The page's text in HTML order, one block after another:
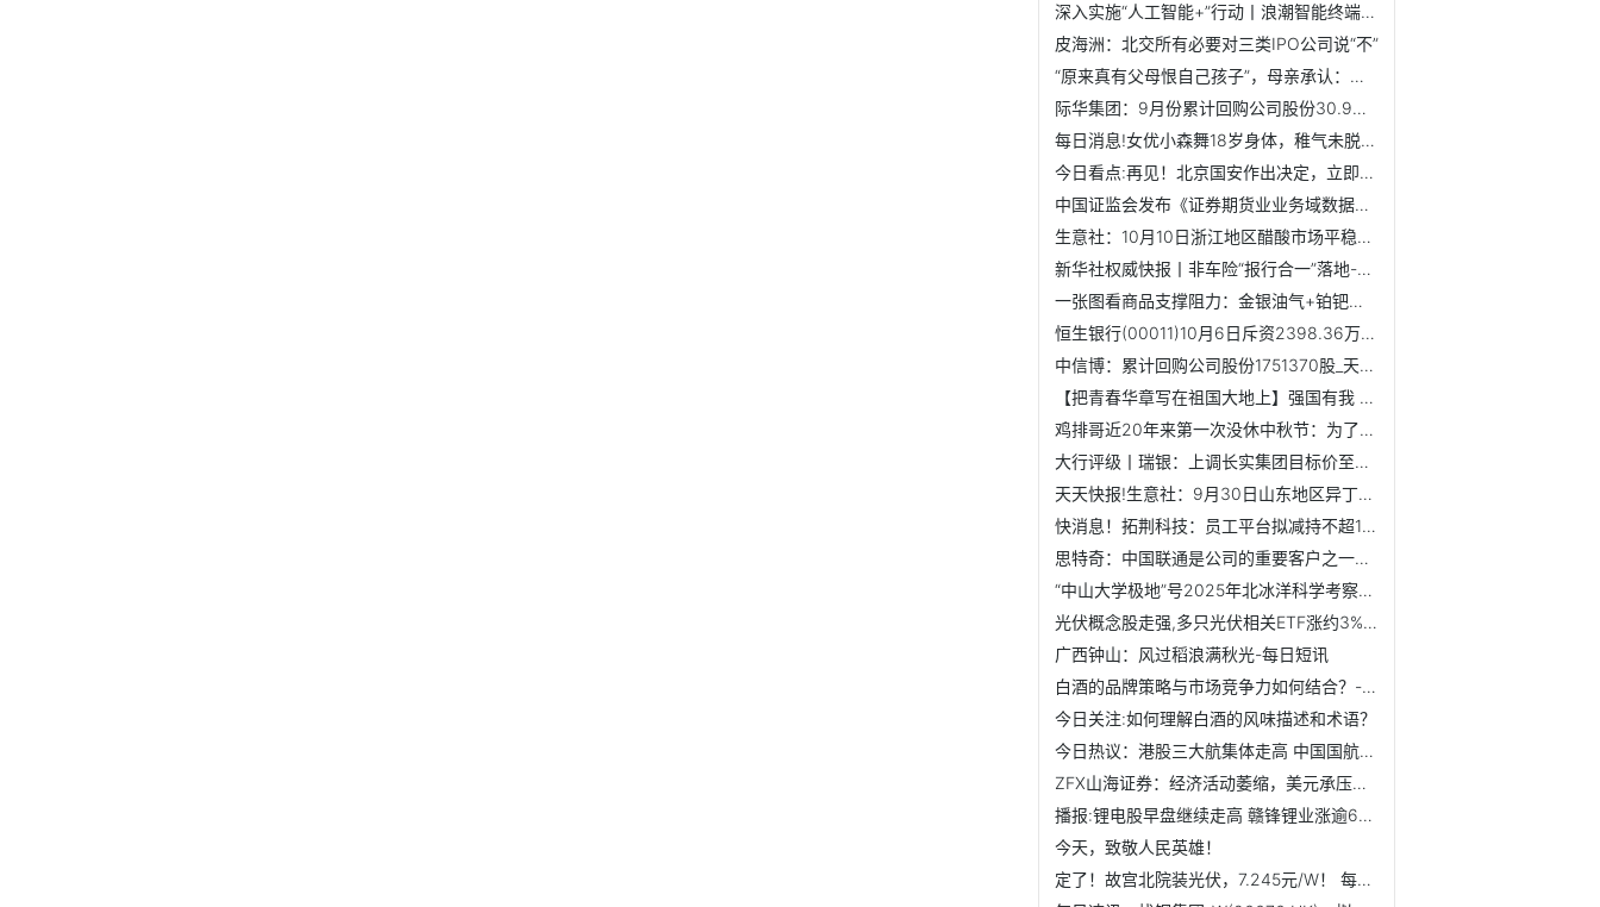
深入实施“人工智能+”行动丨浪潮智能终端“超高清+AI”解锁...
皮海洲：北交所有必要对三类IPO公司说“不”
“原来真有父母恨自己孩子”，母亲承认：我看不得大三女儿开心
际华集团：9月份累计回购公司股份30.9万股 焦点热议
每日消息!女优小森舞18岁身体，稚气未脱脸蛋细腰身材
今日看点:再见！北京国安作出决定，立即解雇塞蒂恩！陶伟带队...
中国证监会发布《证券期货业业务域数据元规范 第4部分：证券...
生意社：10月10日浙江地区醋酸市场平稳运行 焦点速递
新华社权威快报丨非车险“报行合一”落地-微速讯
一张图看商品支撑阻力：金银油气+铂钯铜农产品期货(2025年10月10日)
恒生银行(00011)10月6日斥资2398.36万港元回购20万股
中信博：累计回购公司股份1751370股_天天快报
【把青春华章写在祖国大地上】强国有我 请党放心
鸡排哥近20年来第一次没休中秋节：为了外地来的游客，今天我...
大行评级丨瑞银：上调长实集团目标价至42.9港元 评级上调至...
天天快报!生意社：9月30日山东地区异丁醛价格弱势下跌
快消息！拓荆科技：员工平台拟减持不超1%公司股份
思特奇：中国联通是公司的重要客户之一，双方长期保持稳定的...
“中山大学极地”号2025年北冰洋科学考察返航
光伏概念股走强,多只光伏相关ETF涨约3%_当前信息
广西钟山：风过稻浪满秋光-每日短讯
白酒的品牌策略与市场竞争力如何结合？-每日快报
今日关注:如何理解白酒的风味描述和术语？
今日热议：港股三大航集体走高 中国国航涨3.23%
ZFX山海证券：经济活动萎缩，美元承压走弱
播报:锂电股早盘继续走高 赣锋锂业涨逾6%天齐锂业涨逾4%
今天，致敬人民英雄！
定了！故宫北院装光伏，7.245元/W！ 每日热闻